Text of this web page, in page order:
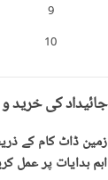
9
10
جائیداد کی خرید
زمین ڈاٹ کام کے
اہم ہدایات پر عمل